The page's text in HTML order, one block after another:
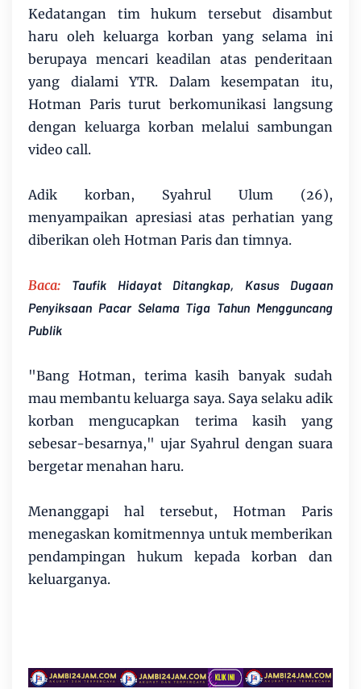
Kedatangan tim hukum tersebut disambut
haru oleh keluarga korban yang selama ini
berupaya mencari keadilan atas penderitaan
yang dialami YTR. Dalam kesempatan itu,
Hotman Paris turut berkomunikasi langsung
dengan keluarga korban melalui sambungan
video call.
Adik korban, Syahrul Ulum (26),
menyampaikan apresiasi atas perhatian yang
diberikan oleh Hotman Paris dan timnya.
Baca: Taufik Hidayat Ditangkap, Kasus Dugaan
Penyiksaan Pacar Selama Tiga Tahun Mengguncang
Publik
"Bang Hotman, terima kasih banyak sudah
mau membantu keluarga saya. Saya selaku adik
korban mengucapkan terima kasih yang
sebesar-besarnya," ujar Syahrul dengan suara
bergetar menahan haru.
Menanggapi hal tersebut, Hotman Paris
menegaskan komitmennya untuk memberikan
pendampingan hukum kepada korban dan
keluarganya.